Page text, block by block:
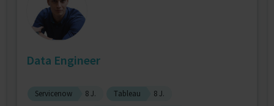
Data Engineer
Servicenow 8 J. Tableau
8 J.